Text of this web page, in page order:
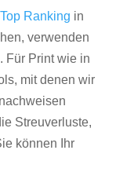
Top Ranking in
verwenden
Für Print wie in
mit denen wir
Streuverluste,
können Ihr